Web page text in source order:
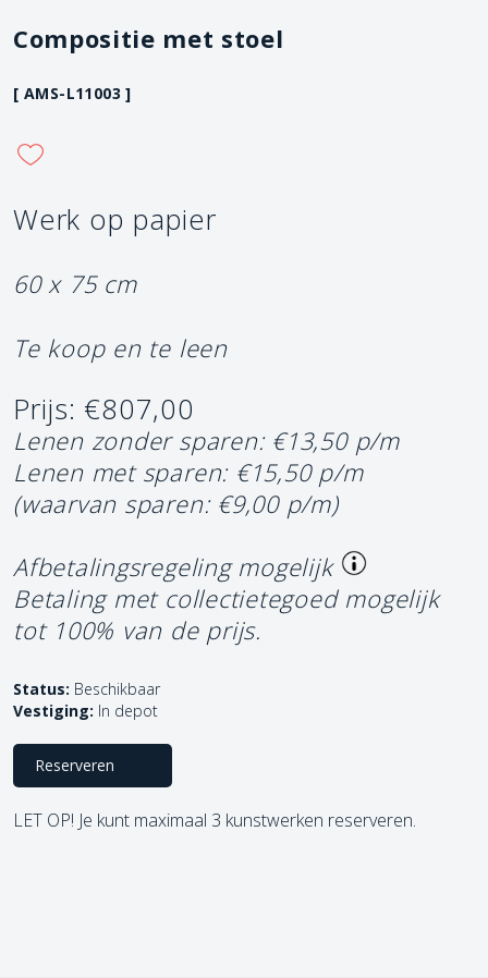
Compositie met stoel
[ AMS-L11003 ]
Werk op papier
60 x 75 cm
Te koop en te leen
Prijs: €807,00
Lenen zonder sparen: €13,50 p/m
Lenen met sparen: €15,50 p/m
(waarvan sparen: €9,00 p/m)
Afbetalingsregeling mogelijk
Betaling met collectietegoed mogelijk
tot 100% van de prijs.
Status: Beschikbaar
Vestiging: In depot
Reserveren
LET OP! Je kunt maximaal 3 kunstwerken reserveren.